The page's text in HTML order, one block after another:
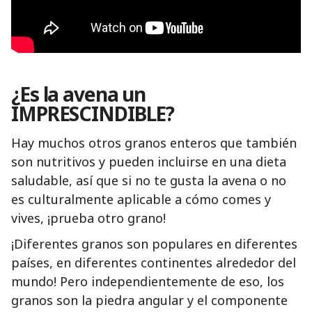
¿Es la avena un
IMPRESCINDIBLE?
Hay muchos otros granos enteros que también
son nutritivos y pueden incluirse en una dieta
saludable, así que si no te gusta la avena o no
es culturalmente aplicable a cómo comes y
vives, ¡prueba otro grano!
¡Diferentes granos son populares en diferentes
países, en diferentes continentes alrededor del
mundo! Pero independientemente de eso, los
granos son la piedra angular y el componente